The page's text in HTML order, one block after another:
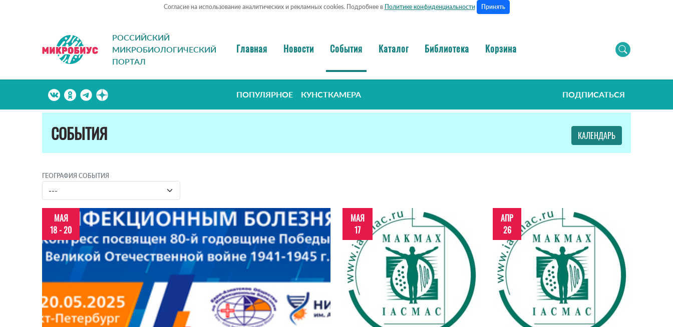
Согласие на использование аналитических и рекламных cookies. Подробнее в Политике конфиденциальности Принять
РОССИЙСКИЙ
МИКРОБИОЛОГИЧЕСКИЙ
ПОРТАЛ
Главная Новости События Каталог Библиотека Корзина
ПОПУЛЯРНОЕ КУНСТКАМЕРА ПОДПИСАТЬСЯ
СОБЫТИЯ КАЛЕНДАРЬ
ГЕОГРАФИЯ СОБЫТИЯ
МАЯ
18 - 20
МАЯ
17
АПР
26